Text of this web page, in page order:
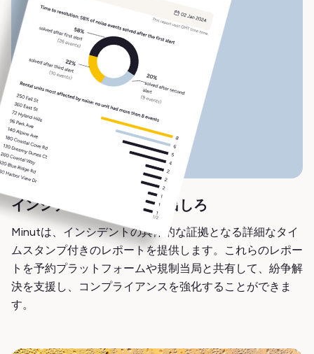
インシデントの証拠を提出しろ
Minutは、インシデントの具体的な証拠となる詳細なタイ
ムスタンプ付きのレポートを提供します。これらのレポー
トを予約プラットフォームや規制当局と共有して、紛争解
決を支援し、コンプライアンスを強化することができま
す。